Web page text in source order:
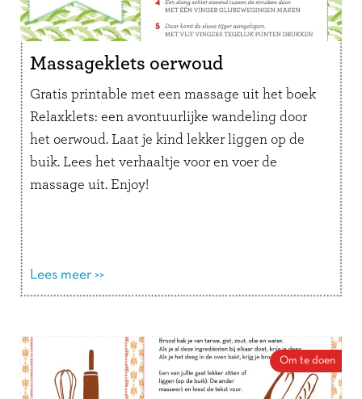
Massageklets oerwoud
Gratis printable met een massage uit het boek
Relaxklets: een avontuurlijke wandeling door
het oerwoud. Laat je kind lekker liggen op de
buik. Lees het verhaaltje voor en voer de
massage uit. Enjoy!
Lees meer >>
Om te doen